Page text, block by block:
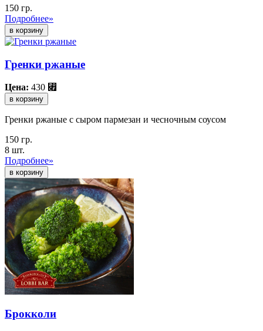
150 гр.
Подробнее»
Гренки ржаные
Цена: 430 ⃏
в корзину
Гренки ржаные с сыром пармезан и чесночным соусом
150 гр.
8 шт.
Подробнее»
Брокколи